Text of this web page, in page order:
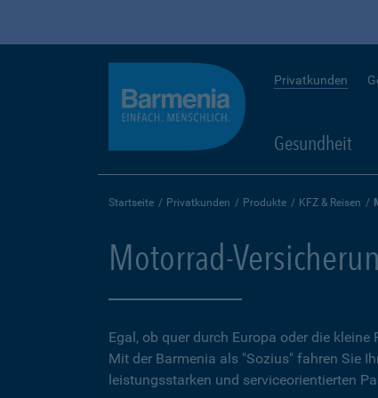
Privatkunden
Gesundheit
Startseite Privatkunden Produkte KFZ & Reisen
Motorrad-
Egal, ob quer durch Europa oder die kleine
Mit der Barmenia als "Sozius" fahren Sie
leistungsstarken und serviceorientierten